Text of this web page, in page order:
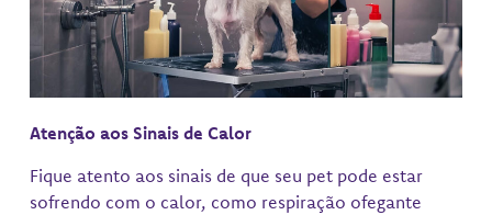
Atenção aos Sinais de Calor
Fique atento aos sinais de que seu pet pode estar
sofrendo com o calor, como respiração ofegante